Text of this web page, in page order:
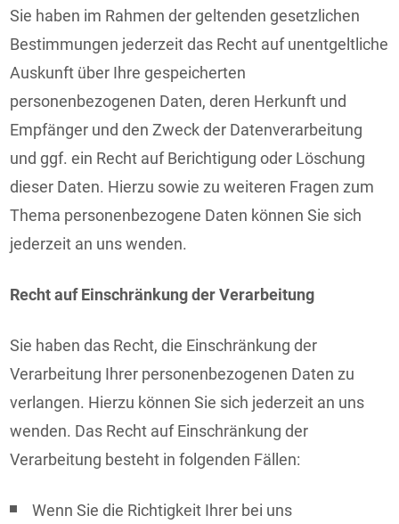
Sie haben im Rahmen der geltenden gesetzlichen
Bestimmungen jederzeit das Recht auf unentgeltliche
Auskunft über Ihre gespeicherten
personenbezogenen Daten, deren Herkunft und
Empfänger und den Zweck der Datenverarbeitung
und ggf. ein Recht auf Berichtigung oder Löschung
dieser Daten. Hierzu sowie zu weiteren Fragen zum
Thema personenbezogene Daten können Sie sich
jederzeit an uns wenden.
Recht auf Einschränkung der Verarbeitung
Sie haben das Recht, die Einschränkung der
Verarbeitung Ihrer personenbezogenen Daten zu
verlangen. Hierzu können Sie sich jederzeit an uns
wenden. Das Recht auf Einschränkung der
Verarbeitung besteht in folgenden Fällen:
Wenn Sie die Richtigkeit Ihrer bei uns